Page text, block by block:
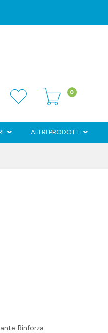
0
ALTRI PRODOTTI
Rinforza